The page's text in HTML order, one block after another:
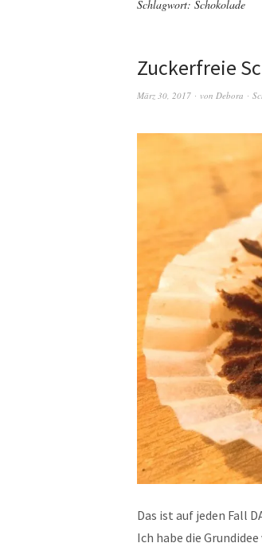
Schlagwort: Schokolade
Zuckerfreie
März 30, 2017 von Debora
Das ist auf jeden Fall
Ich habe die